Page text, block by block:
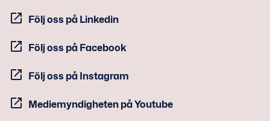
Följ oss på Linkedin
Följ oss på Facebook
Följ oss på Instagram
Mediemyndigheten på Youtube